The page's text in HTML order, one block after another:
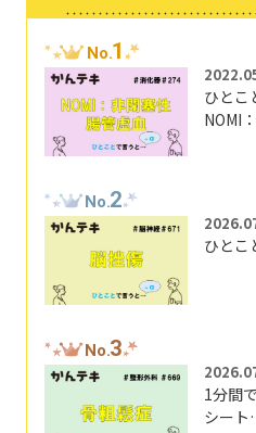
No.1
ひとこ
NOMI
No.2
ひと
No.3
1分間
シー